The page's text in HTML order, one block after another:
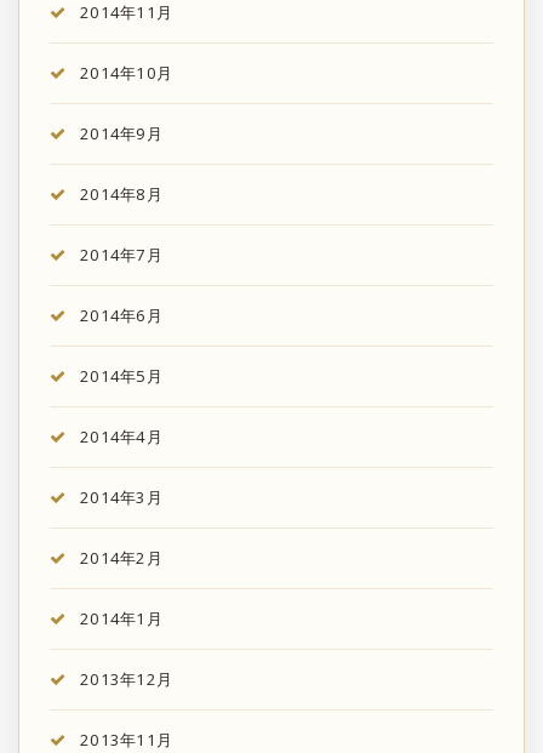
2014年11月
2014年10月
2014年9月
2014年8月
2014年7月
2014年6月
2014年5月
2014年4月
2014年3月
2014年2月
2014年1月
2013年12月
2013年11月